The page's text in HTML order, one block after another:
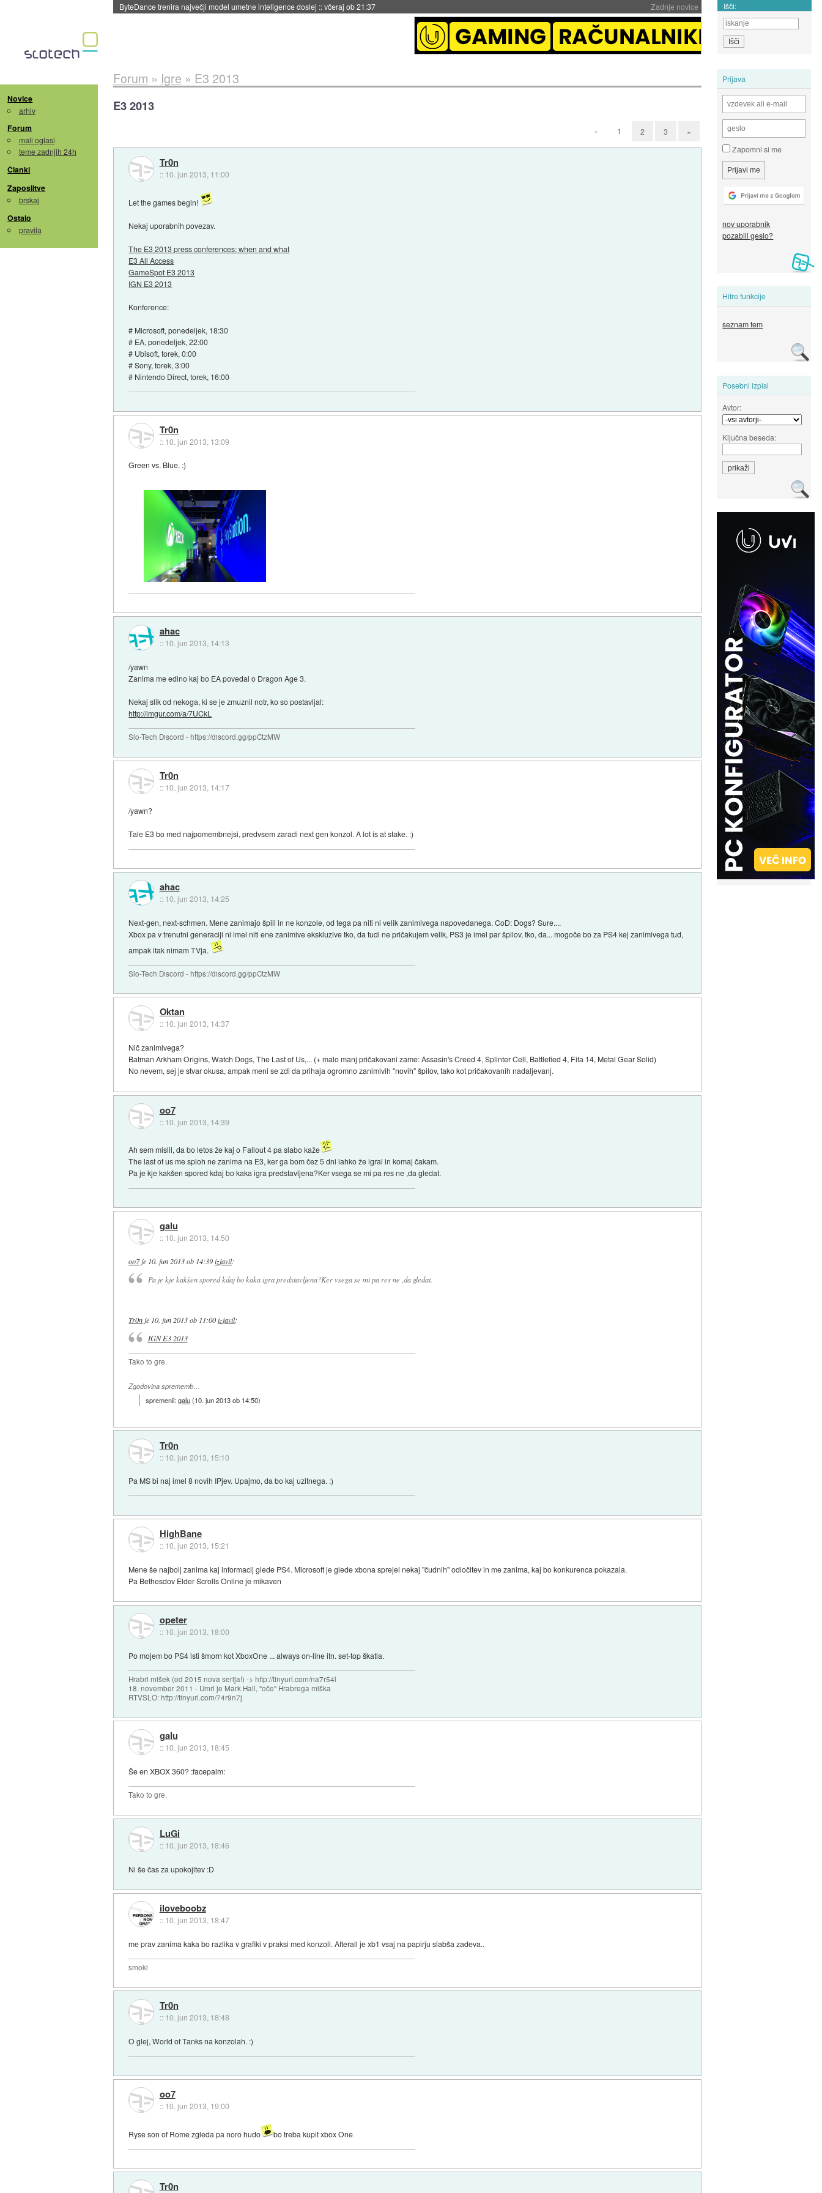
Zadnje novice
ByteDance trenira največji model umetne inteligence doslej ::včeraj ob 21:37 Išči:
Novice
arhiv
Forum
mali oglasi
teme zadnjih 24h
Članki
Zaposlitve
brskaj
Ostalo
pravila
Prijava
Zapomni si me
nov uporabnik
pozabili geslo?
Hitre funkcije
seznam tem
Posebni izpisi
Avtor:
Ključna beseda:
Forum » Igre » E3 2013
E3 2013
« 1 2 3 »
Tr0n
:: 10. jun 2013, 11:00
Let the games begin!
Nekaj uporabnih povezav.
The E3 2013 press conferences: when and what
E3 All Access
GameSpot E3 2013
IGN E3 2013
Konference:
# Microsoft, ponedeljek, 18:30
# EA, ponedeljek, 22:00
# Ubisoft, torek, 0:00
# Sony, torek, 3:00
# Nintendo Direct, torek, 16:00
Tr0n
:: 10. jun 2013, 13:09
Green vs. Blue. :)
ahac
:: 10. jun 2013, 14:13
/yawn
Zanima me edino kaj bo EA povedal o Dragon Age 3.
Nekaj slik od nekoga, ki se je zmuznil notr, ko so postavljal:
http://imgur.com/a/7UCkL
Slo-Tech Discord - https://discord.gg/ppCtzMW
Tr0n
:: 10. jun 2013, 14:17
/yawn?
Tale E3 bo med najpomembnejsi, predvsem zaradi next gen konzol. A lot is at stake. :)
ahac
:: 10. jun 2013, 14:25
Next-gen, next-schmen. Mene zanimajo špili in ne konzole, od tega pa niti ni velik zanimivega napovedanega. CoD: Dogs? Sure....
Xbox pa v trenutni generaciji ni imel niti ene zanimive ekskluzive tko, da tudi ne pričakujem velik, PS3 je imel par špilov, tko, da... mogoče bo za PS4 kej zanimivega tud,
ampak itak nimam TVja.
Slo-Tech Discord - https://discord.gg/ppCtzMW
Oktan
:: 10. jun 2013, 14:37
Nič zanimivega?
Batman Arkham Origins, Watch Dogs, The Last of Us,... (+ malo manj pričakovani zame: Assasin's Creed 4, Splinter Cell, Battlefied 4, Fifa 14, Metal Gear Solid)
No nevem, sej je stvar okusa, ampak meni se zdi da prihaja ogromno zanimivih ''novih'' špilov, tako kot pričakovanih nadaljevanj.
oo7
:: 10. jun 2013, 14:39
Ah sem mislil, da bo letos že kaj o Fallout 4 pa slabo kaže
The last of us me sploh ne zanima na E3, ker ga bom čez 5 dni lahko že igral in komaj čakam.
Pa je kje kakšen spored kdaj bo kaka igra predstavljena?Ker vsega se mi pa res ne ,da gledat.
galu
:: 10. jun 2013, 14:50
oo7je 10. jun 2013 ob 14:39 izjavil:
Pa je kje kakšen spored kdaj bo kaka igra predstavljena?Ker vsega se mi pa res ne ,da gledat.
Tr0n je 10. jun 2013 ob 11:00 izjavil:
IGN E3 2013
Tako to gre.
Zgodovina sprememb…
spremenil:galu(10. jun 2013 ob 14:50)
Tr0n
:: 10. jun 2013, 15:10
Pa MS bi naj imel 8 novih IPjev. Upajmo, da bo kaj uzitnega. :)
HighBane
:: 10. jun 2013, 15:21
Mene še najbolj zanima kaj informacij glede PS4. Microsoft je glede xbona sprejel nekaj "čudnih" odločitev in me zanima, kaj bo konkurenca pokazala.
Pa Bethesdov Elder Scrolls Online je mikaven
opeter
:: 10. jun 2013, 18:00
Po mojem bo PS4 isti šmorn kot XboxOne ... always on-line itn. set-top škatla.
Hrabri mišek (od 2015 nova serija!) -> http://tinyurl.com/na7r54l
18. november 2011 - Umrl je Mark Hall, "oče" Hrabrega miška
RTVSLO: http://tinyurl.com/74r9n7j
galu
:: 10. jun 2013, 18:45
Še en XBOX 360? :facepalm:
Tako to gre.
LuGi
:: 10. jun 2013, 18:46
Ni še čas za upokojitev :D
iloveboobz
:: 10. jun 2013, 18:47
me prav zanima kaka bo razlika v grafiki v praksi med konzoli. Afterall je xb1 vsaj na papirju slabša zadeva..
smoki
Tr0n
:: 10. jun 2013, 18:48
O glej, World of Tanks na konzolah. :)
oo7
:: 10. jun 2013, 19:00
Ryse son of Rome zgleda pa noro hudo bo treba kupit xbox One
Tr0n